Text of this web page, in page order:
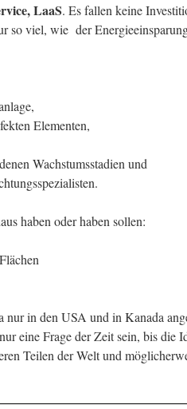
LaaS. Es fallen keine
so viel, wie der
Elementen,
Wachstumsstadien und
haben oder haben sollen:
in den USA und in Kanada
eine Frage der Zeit sein, bis die
Teilen der Welt und